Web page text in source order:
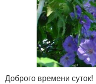
Доброго времени суток!